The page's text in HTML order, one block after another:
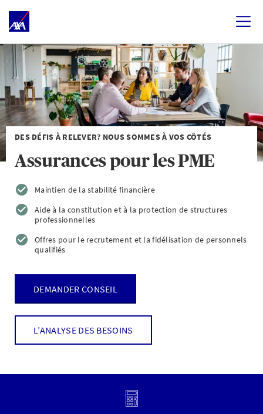
DES DÉFIS À RELEVER? NOUS SOMMES À VOS CÔTÉS
Assurances pour les PME
Maintien de la stabilité financière
Aide à la constitution et à la protection de structures
professionnelles
Offres pour le recrutement et la fidélisation de personnels
qualifiés
DEMANDER CONSEIL
L’ANALYSE DES BESOINS